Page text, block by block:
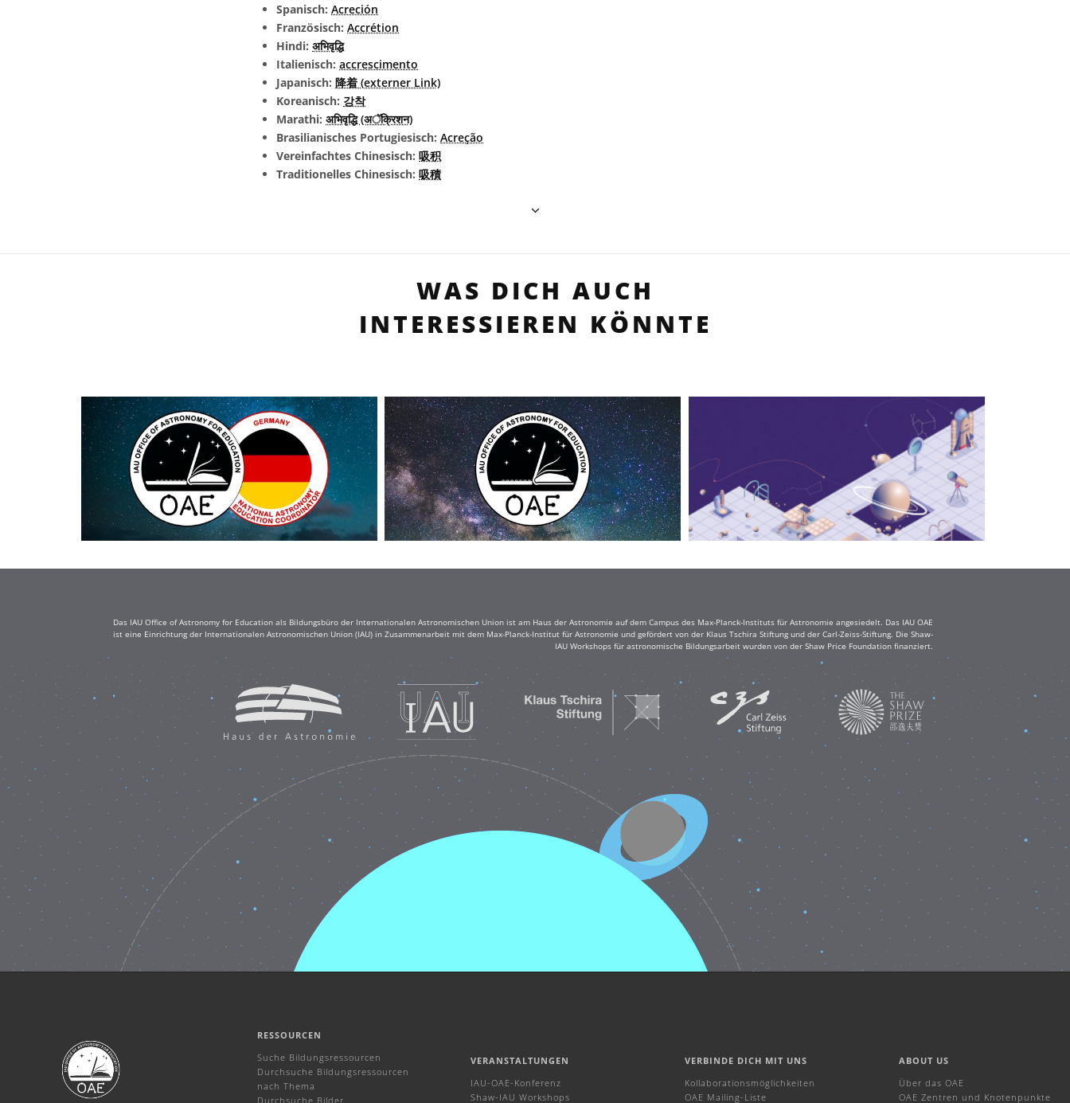
Spanisch: Acreción
Französisch: Accrétion
Hindi: अभिवृद्धि
Italienisch: accrescimento
Japanisch: 降着 (externer Link)
Koreanisch: 강착
Marathi: अभिवृद्धि (अॅक्रिशन)
Brasilianisches Portugiesisch: Acreção
Vereinfachtes Chinesisch: 吸积
Traditionelles Chinesisch: 吸積
WAS DICH AUCH
INTERESSIEREN KÖNNTE
Das IAU Office of Astronomy for Education als Bildungsbüro der Internationalen Astronomischen Union ist am Haus der Astronomie auf dem Campus des Max-Planck-Instituts für Astronomie angesiedelt. Das IAU OAE
ist eine Einrichtung der Internationalen Astronomischen Union (IAU) in Zusammenarbeit mit dem Max-Planck-Institut für Astronomie und gefördert von der Klaus Tschira Stiftung und der Carl-Zeiss-Stiftung. Die Shaw-
IAU Workshops für astronomische Bildungsarbeit wurden von der Shaw Price Foundation finanziert.
RESSOURCEN
Suche Bildungsressourcen
Durchsuche Bildungsressourcen
nach Thema
Durchsuche Bilder
VERANSTALTUNGEN
IAU-OAE-Konferenz
Shaw-IAU Workshops
VERBINDE DICH MIT UNS
Kollaborationsmöglichkeiten
OAE Mailing-Liste
ABOUT US
Über das OAE
OAE Zentren und Knotenpunkte